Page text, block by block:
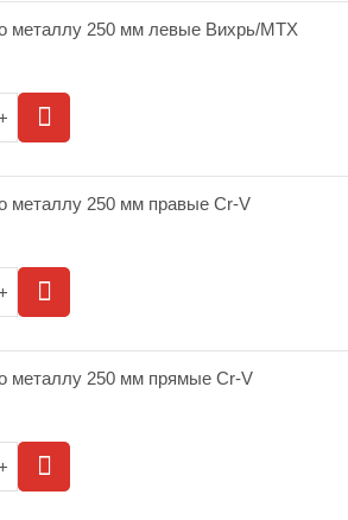
металлу 250 мм левые Вихрь/МТХ
металлу 250 мм правые Cr-V
металлу 250 мм прямые Cr-V